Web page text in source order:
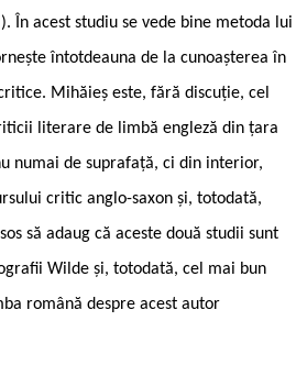
În acest studiu se vede bine metoda lui
întotdeauna de la cunoașterea în
Mihăieș este, fără discuție, cel
literare de limbă engleză din țara
numai de suprafață, ci din interior,
critic anglo-saxon și, totodată,
să adaug că aceste două studii sunt
Wilde și, totodată, cel mai bun
română despre acest autor